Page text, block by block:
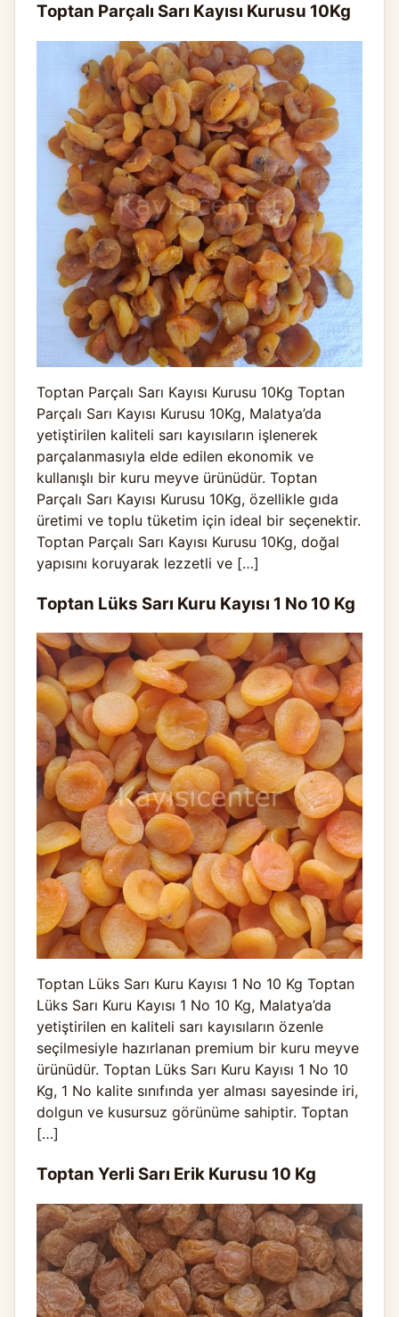
Toptan Parçalı Sarı Kayısı Kurusu 10Kg
Toptan Parçalı Sarı Kayısı Kurusu 10Kg Toptan
Parçalı Sarı Kayısı Kurusu 10Kg, Malatya’da
yetiştirilen kaliteli sarı kayısıların işlenerek
parçalanmasıyla elde edilen ekonomik ve
kullanışlı bir kuru meyve ürünüdür. Toptan
Parçalı Sarı Kayısı Kurusu 10Kg, özellikle gıda
üretimi ve toplu tüketim için ideal bir seçenektir.
Toptan Parçalı Sarı Kayısı Kurusu 10Kg, doğal
yapısını koruyarak lezzetli ve […]
Toptan Lüks Sarı Kuru Kayısı 1 No 10 Kg
Toptan Lüks Sarı Kuru Kayısı 1 No 10 Kg Toptan
Lüks Sarı Kuru Kayısı 1 No 10 Kg, Malatya’da
yetiştirilen en kaliteli sarı kayısıların özenle
seçilmesiyle hazırlanan premium bir kuru meyve
ürünüdür. Toptan Lüks Sarı Kuru Kayısı 1 No 10
Kg, 1 No kalite sınıfında yer alması sayesinde iri,
dolgun ve kusursuz görünüme sahiptir. Toptan
[…]
Toptan Yerli Sarı Erik Kurusu 10 Kg